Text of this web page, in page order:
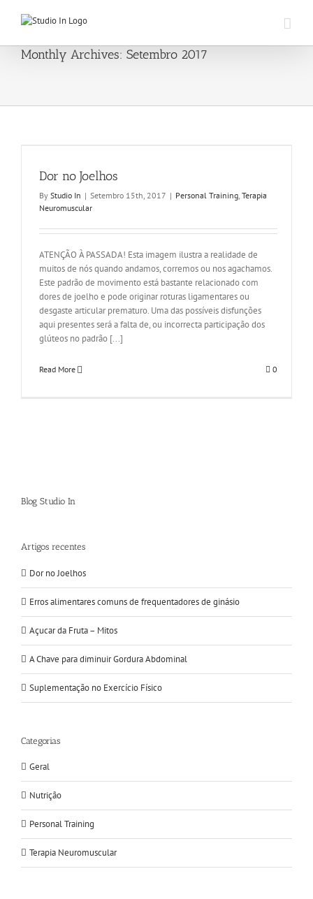
Monthly Archives: Setembro 2017
Dor no Joelhos
By Studio In | Setembro 15th, 2017 | Personal Training, Terapia
Neuromuscular
ATENÇÃO À PASSADA! Esta imagem ilustra a realidade de
muitos de nós quando andamos, corremos ou nos agachamos.
Este padrão de movimento está bastante relacionado com
dores de joelho e pode originar roturas ligamentares ou
desgaste articular prematuro. Uma das possíveis disfunções
aqui presentes será a falta de, ou incorrecta participação dos
glúteos no padrão [...]
Read More 0
Blog Studio In
Artigos recentes
Dor no Joelhos
Erros alimentares comuns de frequentadores de ginásio
Açucar da Fruta – Mitos
A Chave para diminuir Gordura Abdominal
Suplementação no Exercício Físico
Categorias
Geral
Nutrição
Personal Training
Terapia Neuromuscular